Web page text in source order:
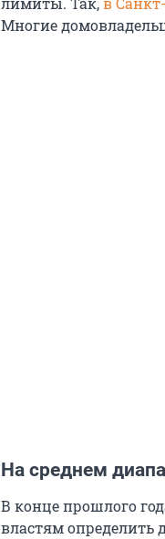
Многие
На среднем
В конце прошлого
властям